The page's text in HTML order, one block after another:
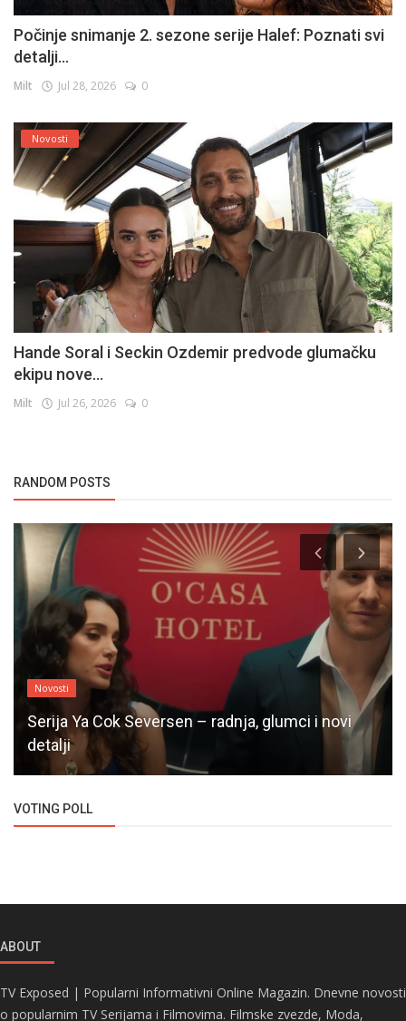
Počinje snimanje 2. sezone serije Halef: Poznati svi
detalji...
Milt Jul 28, 2026 0
Novosti
Hande Soral i Seckin Ozdemir predvode glumačku
ekipu nove...
Milt Jul 26, 2026 0
RANDOM POSTS
Novosti
Serija Ya Cok Seversen – radnja, glumci i novi
detalji
VOTING POLL
ABOUT
TV Exposed | Popularni Informativni Online Magazin. Dnevne novosti
o popularnim TV Serijama i Filmovima. Filmske zvezde, Moda,